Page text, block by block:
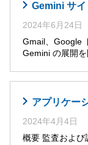
Gemini サ
2024年6月24日
Gmail、Google
Gemini の展開
アプリケー
2024年4月4日
概要 監査および